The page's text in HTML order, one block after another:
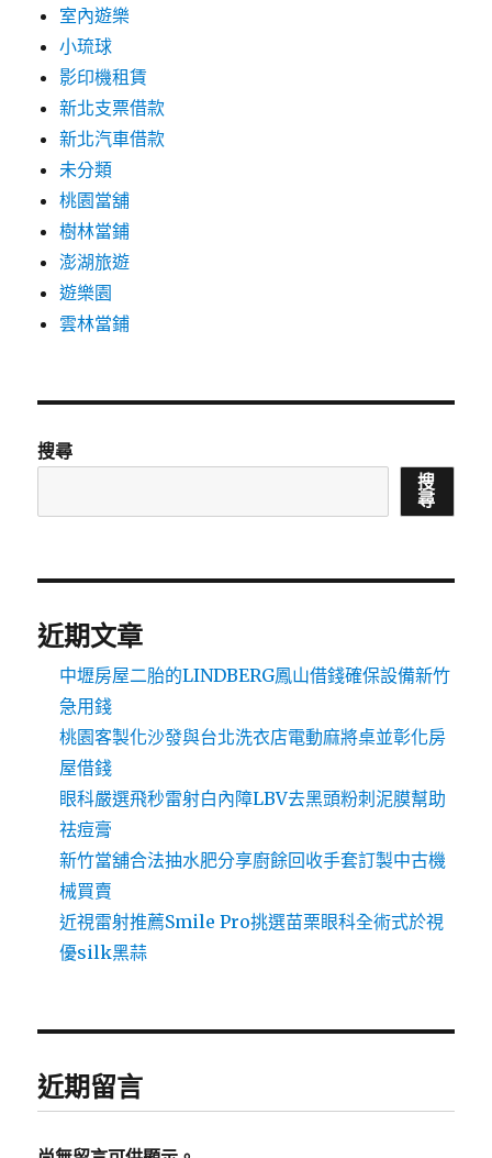
室內遊樂
小琉球
影印機租賃
新北支票借款
新北汽車借款
未分類
桃園當舖
樹林當鋪
澎湖旅遊
遊樂園
雲林當鋪
搜尋
搜
尋
近期文章
中壢房屋二胎的LINDBERG鳳山借錢確保設備新竹
急用錢
桃園客製化沙發與台北洗衣店電動麻將桌並彰化房
屋借錢
眼科嚴選飛秒雷射白內障LBV去黑頭粉刺泥膜幫助
祛痘膏
新竹當舖合法抽水肥分享廚餘回收手套訂製中古機
械買賣
近視雷射推薦Smile Pro挑選苗栗眼科全術式於視
優silk黑蒜
近期留言